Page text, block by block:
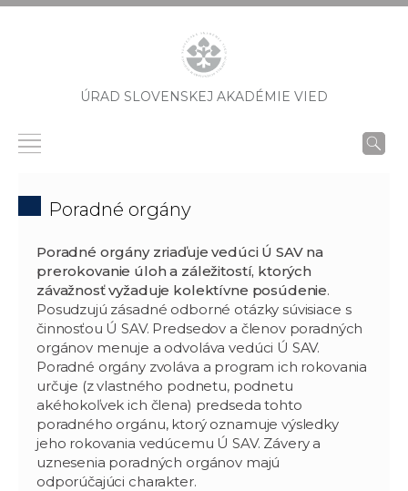
ÚRAD SLOVENSKEJ AKADÉMIE VIED
Poradné orgány
Poradné orgány zriaďuje vedúci Ú SAV na
prerokovanie úloh a záležitostí, ktorých
závažnosť vyžaduje kolektívne posúdenie.
Posudzujú zásadné odborné otázky súvisiace s
činnosťou Ú SAV. Predsedov a členov poradných
orgánov menuje a odvoláva vedúci Ú SAV.
Poradné orgány zvoláva a program ich rokovania
určuje (z vlastného podnetu, podnetu
akéhokoľvek ich člena) predseda tohto
poradného orgánu, ktorý oznamuje výsledky
jeho rokovania vedúcemu Ú SAV. Závery a
uznesenia poradných orgánov majú
odporúčajúci charakter.